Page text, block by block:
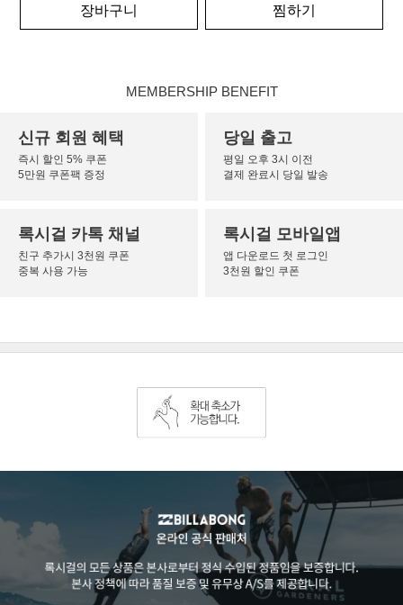
장바구니 찜하기
MEMBERSHIP BENEFIT
신규 회원 혜택
즉시 할인 5% 쿠폰
5만원 쿠폰팩 증정
당일 출고
평일 오후 3시 이전
결제 완료시 당일 발송
록시걸 카톡 채널
친구 추가시 3천원 쿠폰
중복 사용 가능
록시걸 모바일앱
앱 다운로드 첫 로그인
3천원 할인 쿠폰